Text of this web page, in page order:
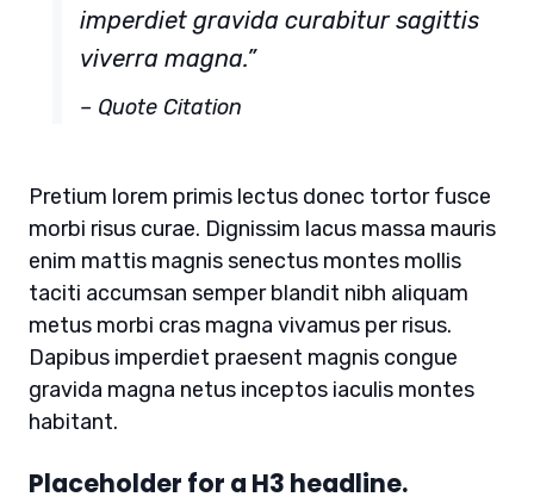
imperdiet gravida curabitur sagittis
viverra magna.”
– Quote Citation
Pretium lorem primis lectus donec tortor fusce
morbi risus curae. Dignissim lacus massa mauris
enim mattis magnis senectus montes mollis
taciti accumsan semper blandit nibh aliquam
metus morbi cras magna vivamus per risus.
Dapibus imperdiet praesent magnis congue
gravida magna netus inceptos iaculis montes
habitant.
Placeholder for a H3 headline.